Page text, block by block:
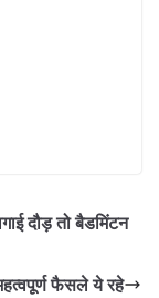
दौड़ तो बैडमिंटन
फैसले ये रहे